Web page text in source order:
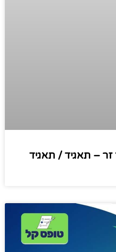
– תאגיד / תאגיד